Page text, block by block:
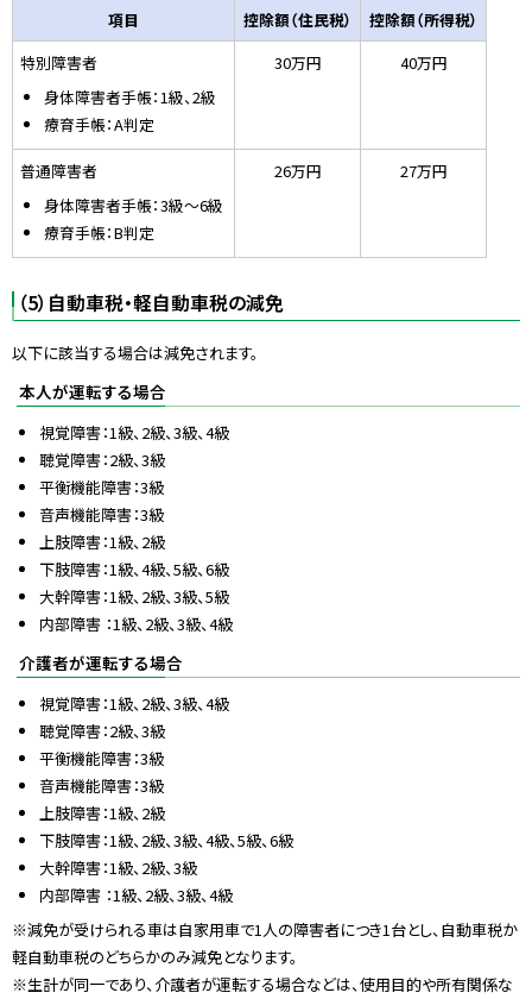
項目
控除額（住民税）
控除額（所得税）
特別障害者
身体障害者手帳：1級、2級
療育手帳：A判定
30万円 40万円
普通障害者
身体障害者手帳：3級～6級
療育手帳：B判定
26万円 27万円
（5）自動車税・軽自動車税の減免
以下に該当する場合は減免されます。
本人が運転する場合
視覚障害：1級、2級、3級、4級
聴覚障害：2級、3級
平衡機能障害：3級
音声機能障害：3級
上肢障害：1級、2級
下肢障害：1級、4級、5級、6級
大幹障害：1級、2級、3級、5級
内部障害 ：1級、2級、3級、4級
介護者が運転する場合
視覚障害：1級、2級、3級、4級
聴覚障害：2級、3級
平衡機能障害：3級
音声機能障害：3級
上肢障害：1級、2級
下肢障害：1級、2級、3級、4級、5級、6級
大幹障害：1級、2級、3級
内部障害 ：1級、2級、3級、4級
※減免が受けられる車は自家用車で1人の障害者につき1台とし、自動車税か
軽自動車税のどちらかのみ減免となります。
※生計が同一であり、介護者が運転する場合などは、使用目的や所有関係な